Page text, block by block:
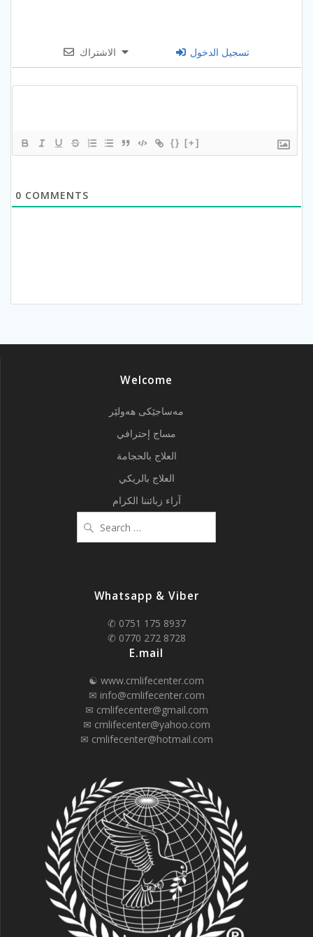
الاشتراك تسجيل الدخول
{} [+]
0 COMMENTS
Welcome
مەساجێکی هەولێر
مساج إحترافي
العلاج بالحجامة
العلاج بالريكي
آراء زبائننا الكرام
for:
Whatsapp & Viber
✆ 0751 175 8937
✆ 0770 272 8728
E.mail
☯ www.cmlifecenter.com
✉ info@cmlifecenter.com
✉ cmlifecenter@gmail.com
✉ cmlifecenter@yahoo.com
✉ cmlifecenter@hotmail.com